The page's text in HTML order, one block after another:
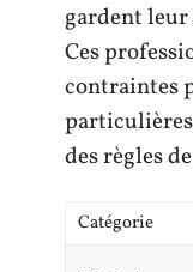
gardent
Ces
contraintes
des règles
Catégorie